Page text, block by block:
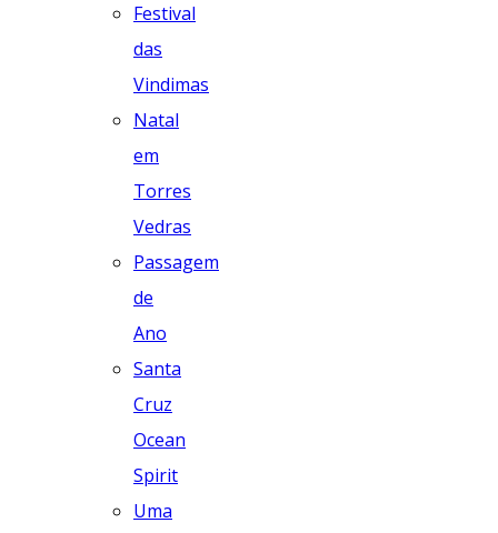
Festival
das
Vindimas
Natal
em
Torres
Vedras
Passagem
de
Ano
Santa
Cruz
Ocean
Spirit
Uma